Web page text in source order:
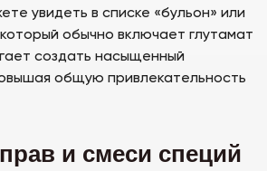
увидеть в списке «бульон» или
обычно включает глутамат
создать насыщенный
общую привлекательность
и смеси специй